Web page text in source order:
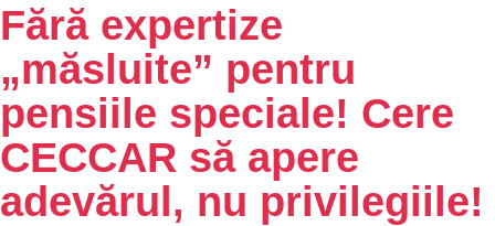
Fără expertize
„măsluite” pentru
pensiile speciale! Cere
CECCAR să apere
adevărul, nu privilegiile!